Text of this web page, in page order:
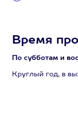
Время
По субботам и
Круглый год, в